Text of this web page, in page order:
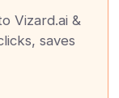
Vizard.ai &
saves